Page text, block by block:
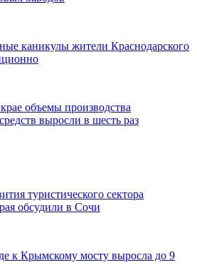
каникулы жители Краснодарского
объемы производства
выросли в шесть раз
туристического сектора
обсудили в Сочи
к Крымскому мосту выросла до 9